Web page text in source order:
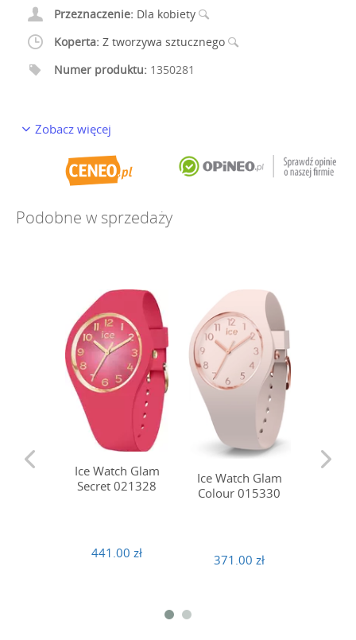
Przeznaczenie: Dla kobiety
Koperta: Z tworzywa sztucznego
Numer produktu: 1350281
Zobacz więcej
Podobne w sprzedaży
Ice Watch Glam
Secret 021328
441.00 zł
Ice Watch Glam
Colour 015330
371.00 zł
Ice